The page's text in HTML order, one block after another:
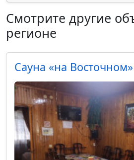
Смотрите другие
регионе
Сауна «на Восточном»